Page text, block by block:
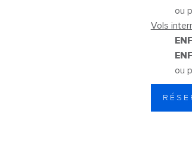
ou
Vols
ou